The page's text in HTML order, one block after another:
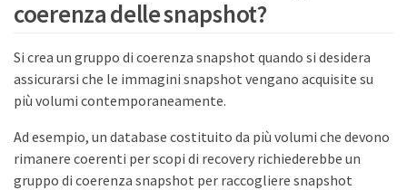
coerenza delle snapshot?
Si crea un gruppo di coerenza snapshot quando si desidera
assicurarsi che le immagini snapshot vengano acquisite su
più volumi contemporaneamente.
Ad esempio, un database costituito da più volumi che devono
rimanere coerenti per scopi di recovery richiederebbe un
gruppo di coerenza snapshot per raccogliere snapshot